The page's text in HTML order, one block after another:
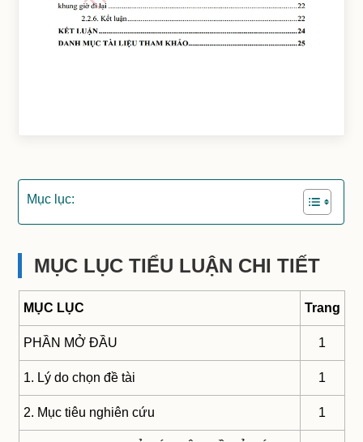
Mục lục:
MỤC LỤC TIỂU LUẬN CHI TIẾT
MỤC LỤC Trang
PHẦN MỞ ĐẦU 1
1. Lý do chọn đề tài 1
2. Mục tiêu nghiên cứu 1